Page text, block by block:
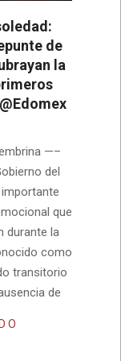
de
la
—–
del
que
durante la
como
transitorio
de